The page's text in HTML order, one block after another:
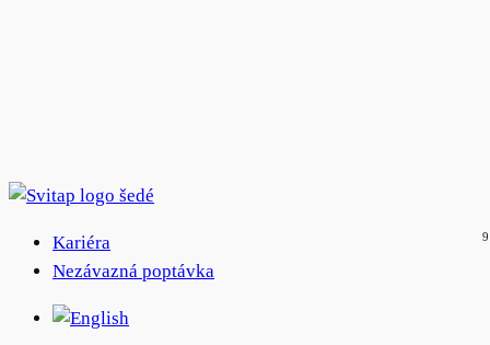
Kariéra
Nezávazná poptávka